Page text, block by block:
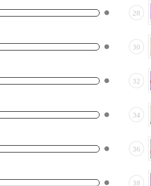
28
30
32
34
36
38